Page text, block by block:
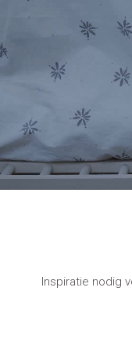
Inspiratie nodig